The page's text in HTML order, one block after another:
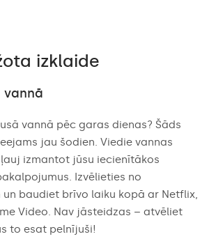
izklaide
vannā
vannā pēc garas dienas? Šāds
jau šodien. Viedie vannas
izmantot jūsu iecienītākos
Izvēlieties no
baudiet brīvo laiku kopā ar Netflix,
Video. Nav jāsteidzas – atvēliet
to esat pelnījuši!